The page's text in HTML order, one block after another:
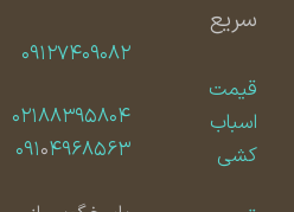
سریع
قیمت
اسباب
کشی
۰۹۱۲۷۴۰۹۰۸۲
۰۲۱۸۸۳۹۵۸۰۴
۰۹۱۰۴۹۶۸۵۶۳